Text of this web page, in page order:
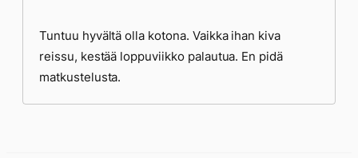
Tuntuu hyvältä olla kotona. Vaikka ihan kiva
reissu, kestää loppuviikko palautua. En pidä
matkustelusta.